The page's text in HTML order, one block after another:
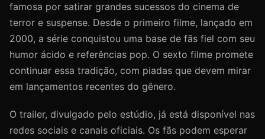
famosa por satirar grandes sucessos do cinema de
terror e suspense. Desde o primeiro filme, lançado em
2000, a série conquistou uma base de fãs fiel com seu
humor ácido e referências pop. O sexto filme promete
continuar essa tradição, com piadas que devem mirar
em lançamentos recentes do gênero.
O trailer, divulgado pelo estúdio, já está disponível nas
redes sociais e canais oficiais. Os fãs podem esperar